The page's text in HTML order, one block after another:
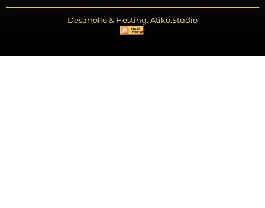
Desarrollo & Hosting: Atiko.Studio